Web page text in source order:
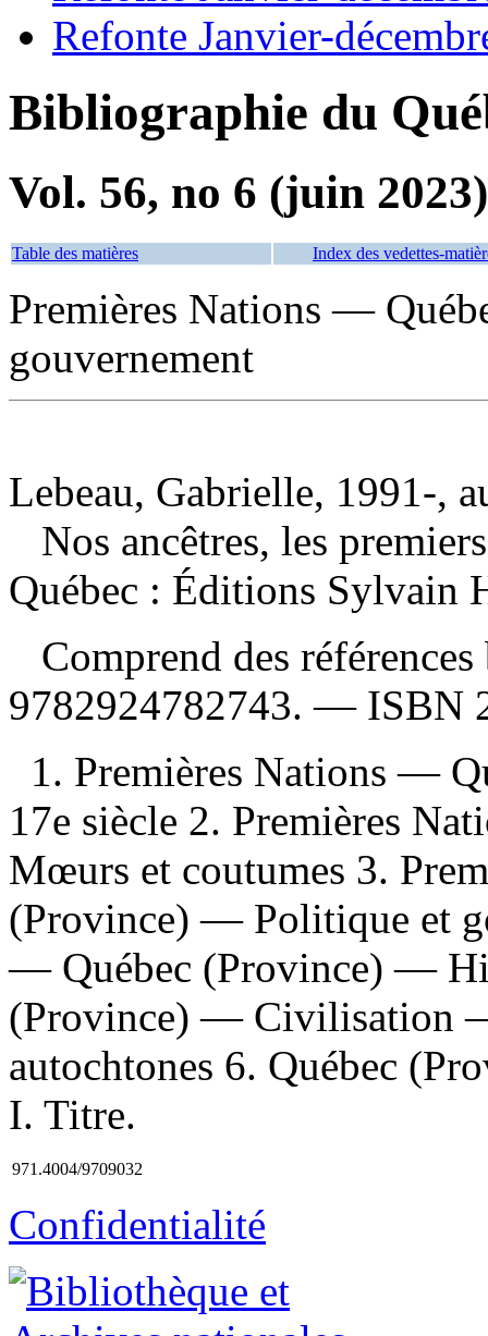
Refonte Janvier-
Bibliographie du
Vol. 56, no 6 (juin 2023)
Table des matières Index des vedettes-
Premières Nations —
gouvernement
Lebeau, Gabrielle, 1991-,
Nos ancêtres, les
Québec : Éditions Sylvain
Comprend des
9782924782743. — ISBN
1. Premières Nations —
17e siècle 2. Premières
Mœurs et coutumes 3.
(Province) — Politique et
— Québec (Province) —
(Province) — Civilisation
autochtones 6. Québec
I. Titre.
971.4004/9709032
Confidentialité